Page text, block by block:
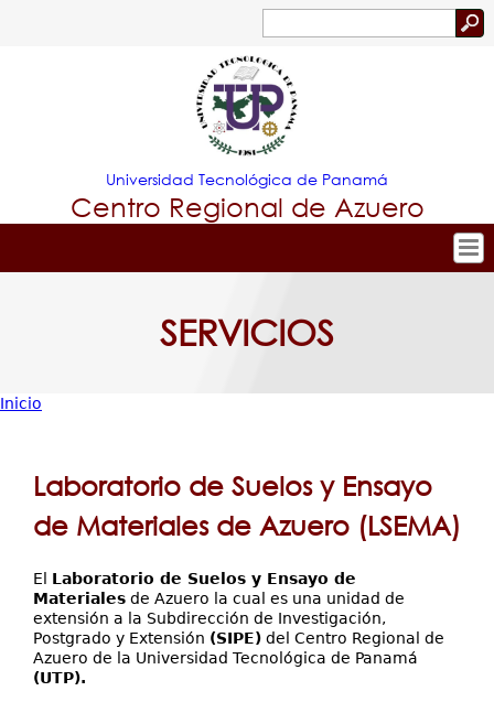
Jump to navigation
de
búsqueda
Universidad Tecnológica de Panamá
Centro Regional de Azuero
Nuestro Centro
Servicios
Investigación
Contáctenos
SERVICIOS
está
Inicio
Laboratorio de Suelos y Ensayo
de Materiales de Azuero (LSEMA)
El Laboratorio de Suelos y Ensayo de
Materiales de Azuero la cual es una unidad de
extensión a la Subdirección de Investigación,
Postgrado y Extensión (SIPE) del Centro Regional de
Azuero de la Universidad Tecnológica de Panamá
(UTP).